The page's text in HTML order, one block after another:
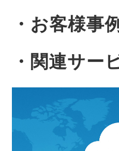
・お客様事例
・関連サー